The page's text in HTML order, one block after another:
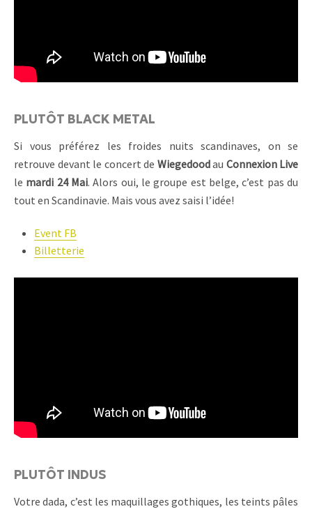
PLUTÔT BLACK METAL
Si vous préférez les froides nuits scandinaves, on se
retrouve devant le concert de Wiegedoodau Connexion Live
le mardi 24 Mai. Alors oui, le groupe est belge, c’est pas du
tout en Scandinavie. Mais vous avez saisi l’idée!
Event FB
Billetterie
PLUTÔT INDUS
Votre dada, c’est les maquillages gothiques, les teints pâles